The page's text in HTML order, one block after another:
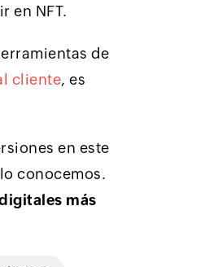
en NFT.
de
cliente, es
en este
conocemos.
más